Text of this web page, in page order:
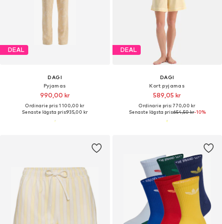
DEAL
DAGI
Pyjamas
990,00 kr
Ordinarie pris: 1 100,00 kr
Senaste lägsta pris:935,00 kr
DEAL
DAGI
Kort pyjamas
589,05 kr
Ordinarie pris: 770,00 kr
Senaste lägsta pris:654,50 kr-10%